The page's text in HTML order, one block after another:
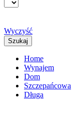
Wyczyść
Szukaj
Home
Wynajem
Dom
Szczepańcowa
Długa